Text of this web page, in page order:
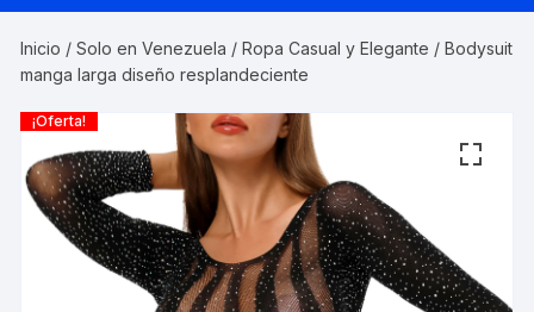
Inicio /Solo en Venezuela /Ropa Casual y Elegante / Bodysuit
manga larga diseño resplandeciente
¡Oferta!